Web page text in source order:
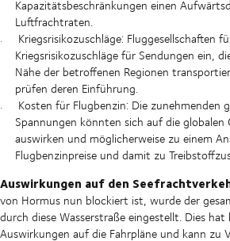
Kapazitätsbeschränkungen einen
Luftfrachtraten.
Kriegsrisikozuschläge: Fluggesellschaften
Kriegsrisikozuschläge für Sendungen ein,
Nähe der betroffenen Regionen
prüfen deren Einführung.
Kosten für Flugbenzin: Die zunehmenden
Spannungen könnten sich auf die globalen
auswirken und möglicherweise zu einem
Flugbenzinpreise und damit zu
Auswirkungen auf den
von Hormus nun blockiert ist, wurde der
durch diese Wasserstraße eingestellt. Dies hat
Auswirkungen auf die Fahrpläne und kann zu